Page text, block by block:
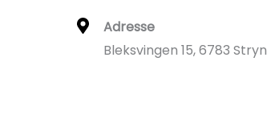
Adresse
Bleksvingen 15, 6783 Stryn